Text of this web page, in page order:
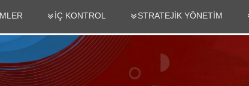
İÇ KONTROL STRATEJİK YÖNETİM